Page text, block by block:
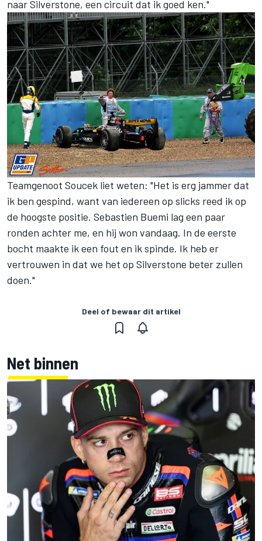
naar Silverstone, een circuit dat ik goed ken."
Teamgenoot Soucek liet weten: "Het is erg jammer dat
ik ben gespind, want van iedereen op slicks reed ik op
de hoogste positie. Sebastien Buemi lag een paar
ronden achter me, en hij won vandaag. In de eerste
bocht maakte ik een fout en ik spinde. Ik heb er
vertrouwen in dat we het op Silverstone beter zullen
doen."
Deel of bewaar dit artikel
Net binnen